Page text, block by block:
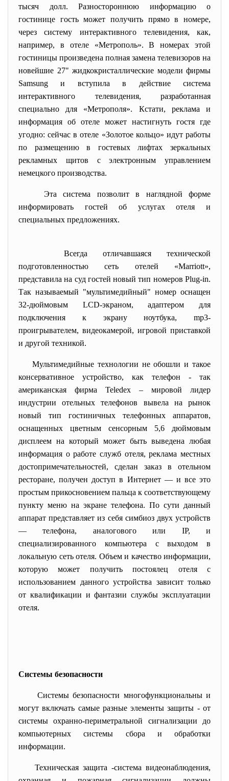
тысяч долл. Разностороннюю информацию о
гостинице гость может получить прямо в номере,
через систему интерактивного телевидения, как,
например, в отеле «Метрополь». В номерах этой
гостиницы произведена полная замена телевизоров на
новейшие 27" жидкокристаллические модели фирмы
Samsung и вступила в действие система
интерактивного телевидения, разработанная
специально для «Метрополя». Кстати, реклама и
информация об отеле может настигнуть гостя где
угодно: сейчас в отеле «Золотое кольцо» идут работы
по размещению в гостевых лифтах зеркальных
рекламных щитов с электронным управлением
немецкого производства.
Эта система позволит в наглядной форме
информировать гостей об услугах отеля и
специальных предложениях.
Всегда отличавшаяся технической
подготовленностью сеть отелей «Marriott»,
представила на суд гостей новый тип номеров Plug-in.
Так называемый "мультимедийный" номер оснащен
32-дюймовым LCD-экраном, адаптером для
подключения к экрану ноутбука, mp3-
проигрывателем, видеокамерой, игровой приставкой
и другой техникой.
Мультимедийные технологии не обошли и такое
консервативное устройство, как телефон - так
американская фирма Teledex – мировой лидер
индустрии отельных телефонов вывела на рынок
новый тип гостиничных телефонных аппаратов,
оснащенных цветным сенсорным 5,6 дюймовым
дисплеем на который может быть выведена любая
информация о работе служб отеля, реклама местных
достопримечательностей, сделан заказ в отельном
ресторане, получен доступ в Интернет — и все это
простым прикосновением пальца к соответствующему
пункту меню на экране телефона. По сути данный
аппарат представляет из себя симбиоз двух устройств
— телефона, аналогового или IP, и
специализированного компьютера с выходом в
локальную сеть отеля. Объем и качество информации,
которую может получить постоялец отеля с
использованием данного устройства зависит только
от квалификации и фантазии службы эксплуатации
отеля.
Системы безопасности
Системы безопасности многофункциональны и
могут включать самые разные элементы защиты - от
системы охранно-периметральной сигнализации до
компьютерных системы сбора и обработки
информации.
Техническая защита -система видеонаблюдения,